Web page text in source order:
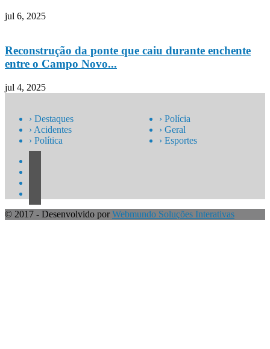
jul 6, 2025
Reconstrução da ponte que caiu durante enchente
entre o Campo Novo...
jul 4, 2025
› Destaques
› Acidentes
› Política
› Polícia
› Geral
› Esportes
© 2017 - Desenvolvido porWebmundo Soluções Interativas